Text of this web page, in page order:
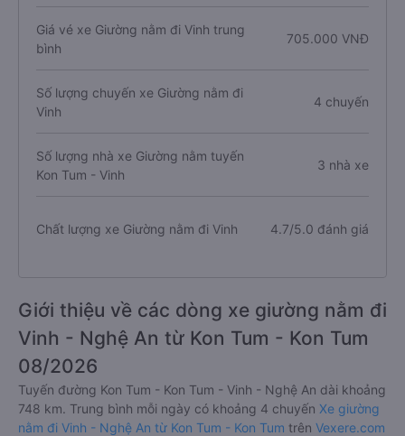
Giá vé xe Giường nằm đi Vinh trung
bình
705.000 VNĐ
Số lượng chuyến xe Giường nằm đi
Vinh
4 chuyến
Số lượng nhà xe Giường nằm tuyến
Kon Tum - Vinh
3 nhà xe
Chất lượng xe Giường nằm đi Vinh 4.7/5.0 đánh giá
Giới thiệu về các dòng xe giường nằm đi
Vinh - Nghệ An từ Kon Tum - Kon Tum
08/2026
Tuyến đường Kon Tum - Kon Tum - Vinh - Nghệ An dài khoảng
748 km. Trung bình mỗi ngày có khoảng 4 chuyến Xe giường
nằm đi Vinh - Nghệ An từ Kon Tum - Kon Tum trên Vexere.com